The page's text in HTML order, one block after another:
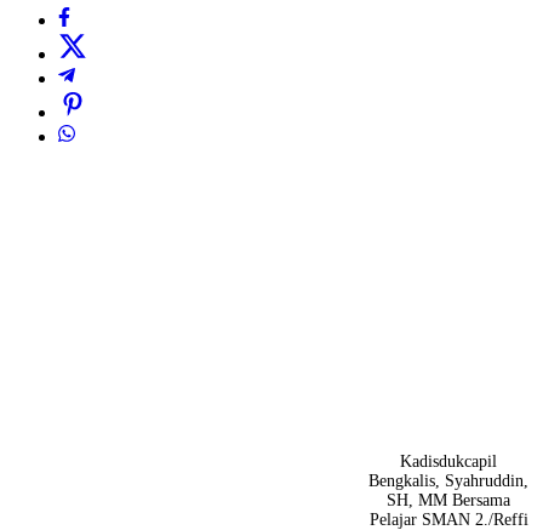
Kadisdukcapil
Bengkalis, Syahruddin,
SH, MM Bersama
Pelajar SMAN 2./Reffi